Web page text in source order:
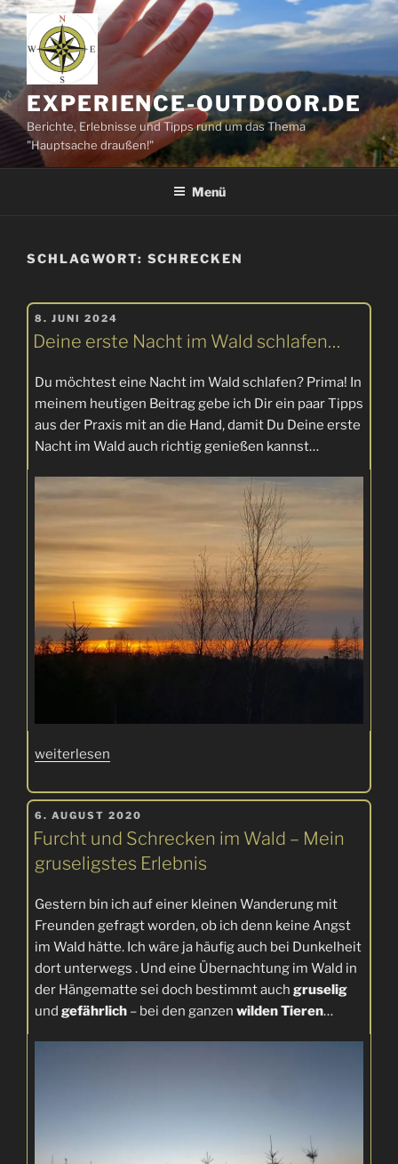
Zum
Inhalt
springen
EXPERIENCE-OUTDOOR.DE
Berichte, Erlebnisse und Tipps rund um das Thema
"Hauptsache draußen!"
Menü
SCHLAGWORT: SCHRECKEN
VERÖFFENTLICHT
AM
8. JUNI 2024
Deine erste Nacht im Wald schlafen…
Du möchtest eine Nacht im Wald schlafen? Prima! In
meinem heutigen Beitrag gebe ich Dir ein paar Tipps
aus der Praxis mit an die Hand, damit Du Deine erste
Nacht im Wald auch richtig genießen kannst…
„Deine
Nacht
im
Wald
schlafen…“
weiterlesen
VERÖFFENTLICHT
AM
6. AUGUST 2020
Furcht und Schrecken im Wald – Mein
gruseligstes Erlebnis
Gestern bin ich auf einer kleinen Wanderung mit
Freunden gefragt worden, ob ich denn keine Angst
im Wald hätte. Ich wäre ja häufig auch bei Dunkelheit
dort unterwegs . Und eine Übernachtung im Wald in
der Hängematte sei doch bestimmt auch gruselig
und gefährlich – bei den ganzen wilden Tieren…